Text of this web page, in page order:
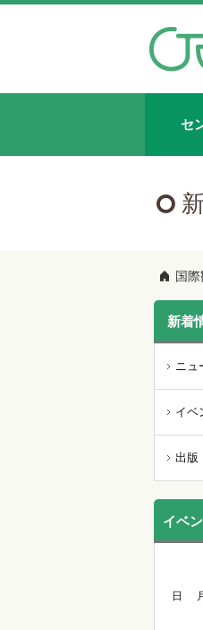
セ
国
新着
ニュ
イベ
出版
イベ
日